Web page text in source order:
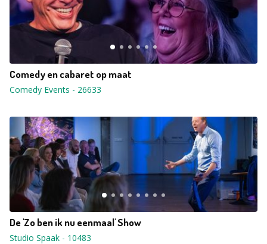
Comedy en cabaret op maat
Comedy Events - 26633
De 'Zo ben ik nu eenmaal' Show
Studio Spaak - 10483